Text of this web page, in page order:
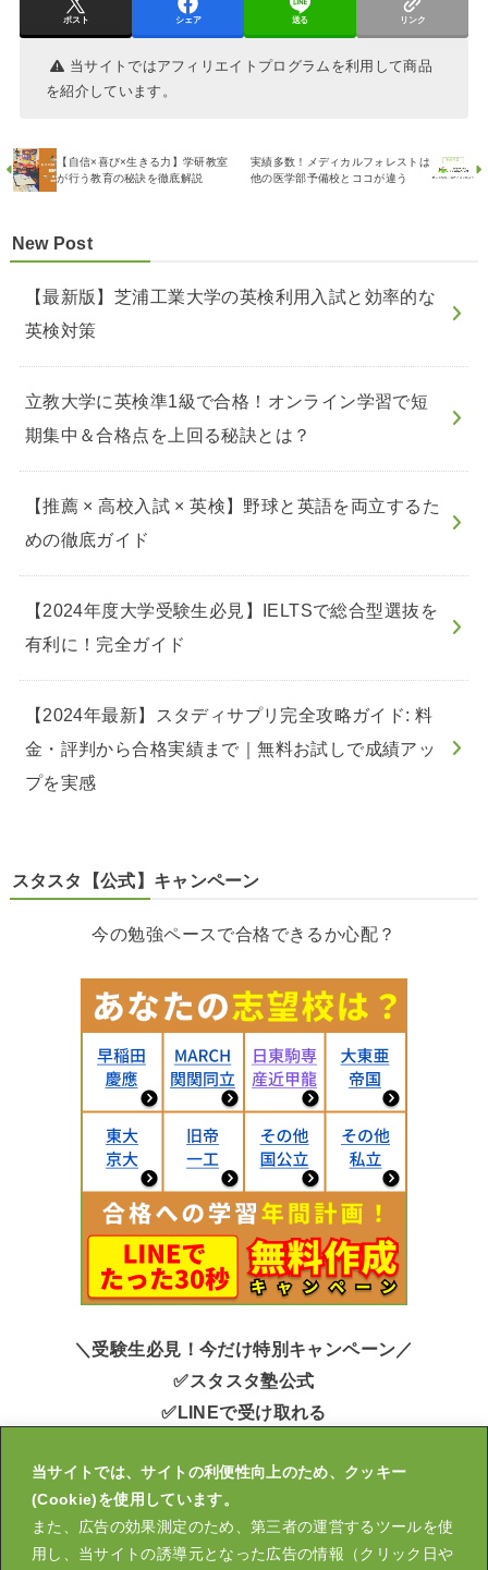
当サイトでは、サイトの利便性向上のため、クッキー
(Cookie)を使用しています。
また、広告の効果測定のため、第三者の運営するツールを使
用し、当サイトの誘導元となった広告の情報（クリック日や
ポスト シェア 送る リンク
当サイトではアフィリエイトプログラムを利用して商品
を紹介しています。
【自信×喜び×生きる力】学研教室
が行う教育の秘訣を徹底解説
実績多数！メディカルフォレストは
他の医学部予備校とココが違う
New Post
【最新版】芝浦工業大学の英検利用入試と効率的な
英検対策
立教大学に英検準1級で合格！オンライン学習で短
期集中＆合格点を上回る秘訣とは？
【推薦 × 高校入試 × 英検】野球と英語を両立するた
めの徹底ガイド
【2024年度大学受験生必見】IELTSで総合型選抜を
有利に！完全ガイド
【2024年最新】スタディサプリ完全攻略ガイド: 料
金・評判から合格実績まで｜無料お試しで成績アッ
プを実感
スタスタ【公式】キャンペーン
今の勉強ペースで合格できるか心配？
＼受験生必見！今だけ特別キャンペーン／
✅スタスタ塾公式
✅LINEで受け取れる
キミ用の大学受験【年間計画表】無料作成中！